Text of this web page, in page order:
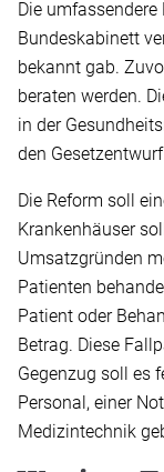
Die
Bundeskabinett
bekannt gab.
beraten werden.
in der
den
Die Reform soll
Krankenhäuser
Umsatzgründen
Patienten
Patient oder
Betrag. Diese
Gegenzug soll es
Personal, einer
Medizintechnik